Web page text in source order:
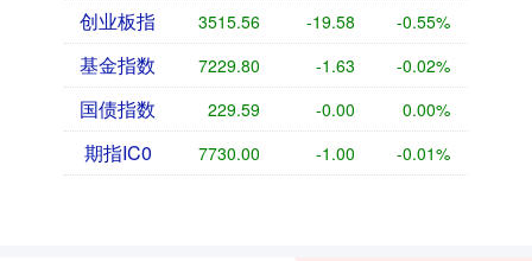
创业板指 3515.56 -19.58 -0.55%
基金指数 7229.80 -1.63 -0.02%
国债指数 229.59 -0.00 0.00%
期指IC0 7730.00 -1.00 -0.01%